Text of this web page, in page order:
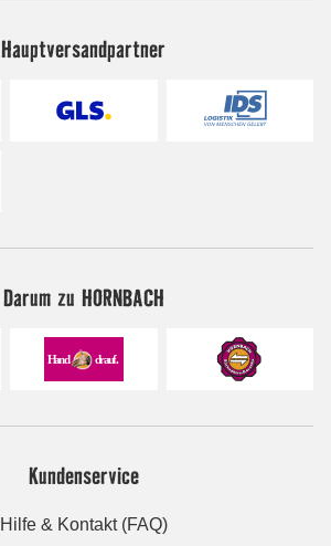
Hauptversandpartner
Darum zu HORNBACH
Kundenservice
Hilfe & Kontakt (FAQ)